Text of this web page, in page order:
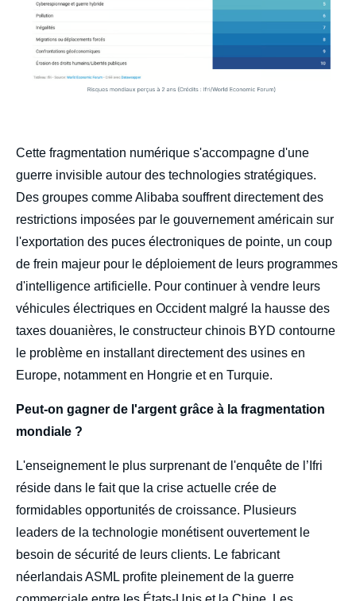
Cette fragmentation numérique s'accompagne d'une
guerre invisible autour des technologies stratégiques.
Des groupes comme Alibaba souffrent directement des
restrictions imposées par le gouvernement américain sur
l'exportation des puces électroniques de pointe, un coup
de frein majeur pour le déploiement de leurs programmes
d'intelligence artificielle. Pour continuer à vendre leurs
véhicules électriques en Occident malgré la hausse des
taxes douanières, le constructeur chinois BYD contourne
le problème en installant directement des usines en
Europe, notamment en Hongrie et en Turquie.
Peut-on gagner de l'argent grâce à la fragmentation
mondiale ?
L'enseignement le plus surprenant de l'enquête de l’Ifri
réside dans le fait que la crise actuelle crée de
formidables opportunités de croissance. Plusieurs
leaders de la technologie monétisent ouvertement le
besoin de sécurité de leurs clients. Le fabricant
néerlandais ASML profite pleinement de la guerre